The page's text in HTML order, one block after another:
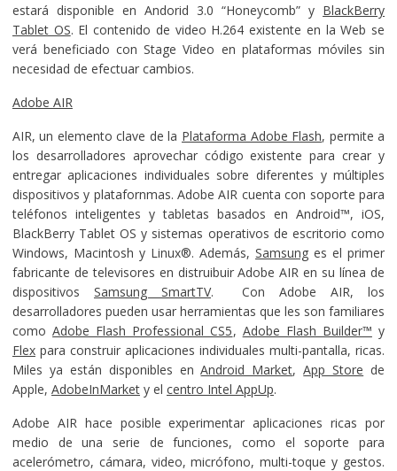
estará disponible en Andorid 3.0 “Honeycomb” y BlackBerry
Tablet OS. El contenido de video H.264 existente en la Web se
verá beneficiado con Stage Video en plataformas móviles sin
necesidad de efectuar cambios.
Adobe AIR
AIR, un elemento clave de la Plataforma Adobe Flash, permite a
los desarrolladores aprovechar código existente para crear y
entregar aplicaciones individuales sobre diferentes y múltiples
dispositivos y platafornmas. Adobe AIR cuenta con soporte para
teléfonos inteligentes y tabletas basados en Android™, iOS,
BlackBerry Tablet OS y sistemas operativos de escritorio como
Windows, Macintosh y Linux®. Además,Samsung es el primer
fabricante de televisores en distruibuir Adobe AIR en su línea de
dispositivos Samsung SmartTV. Con Adobe AIR, los
desarrolladores pueden usar herramientas que les son familiares
comoAdobe Flash Professional CS5, Adobe Flash Builder™ y
Flexpara construir aplicaciones individuales multi-pantalla, ricas.
Miles ya están disponibles enAndroid Market,App Store de
Apple, AdobeInMarkety el centro Intel AppUp.
Adobe AIR hace posible experimentar aplicaciones ricas por
medio de una serie de funciones, como el soporte para
acelerómetro, cámara, video, micrófono, multi-toque y gestos.